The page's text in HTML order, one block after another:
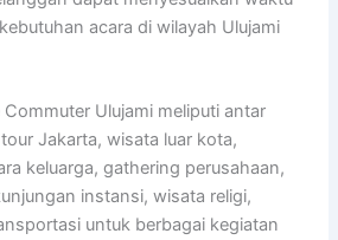
acara di wilayah Ulujami
Ulujami meliputi antar
Jakarta, wisata luar kota,
keluarga, gathering perusahaan,
instansi, wisata religi,
untuk berbagai kegiatan